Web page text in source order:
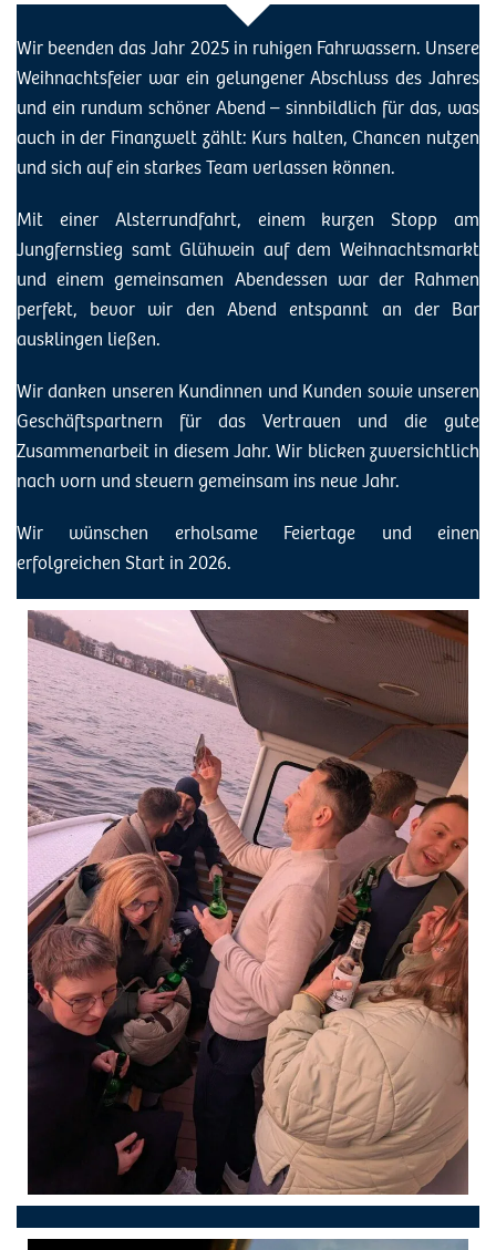
Wir beenden das Jahr 2025 in ruhigen Fahrwassern. Unsere
Weihnachtsfeier war ein gelungener Abschluss des Jahres
und ein rundum schöner Abend – sinnbildlich für das, was
auch in der Finanzwelt zählt: Kurs halten, Chancen nutzen
und sich auf ein starkes Team verlassen können.
Mit einer Alsterrundfahrt, einem kurzen Stopp am
Jungfernstieg samt Glühwein auf dem Weihnachtsmarkt
und einem gemeinsamen Abendessen war der Rahmen
perfekt, bevor wir den Abend entspannt an der Bar
ausklingen ließen.
Wir danken unseren Kundinnen und Kunden sowie unseren
Geschäftspartnern für das Vertrauen und die gute
Zusammenarbeit in diesem Jahr. Wir blicken zuversichtlich
nach vorn und steuern gemeinsam ins neue Jahr.
Wir wünschen erholsame Feiertage und einen
erfolgreichen Start in 2026.